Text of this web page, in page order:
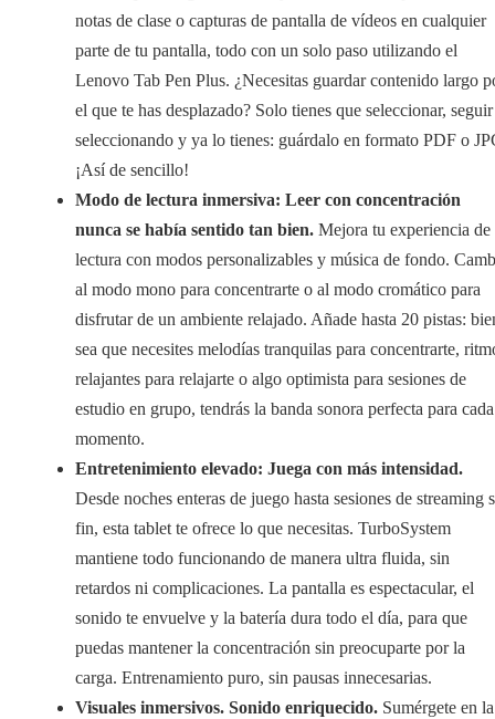
notas de clase o capturas de pantalla de vídeos en cualquier
parte de tu pantalla, todo con un solo paso utilizando el
Lenovo Tab Pen Plus. ¿Necesitas guardar contenido largo
el que te has desplazado? Solo tienes que seleccionar, seguir
seleccionando y ya lo tienes: guárdalo en formato PDF o
¡Así de sencillo!
Modo de lectura inmersiva: Leer con concentración
nunca se había sentido tan bien. Mejora tu experiencia de
lectura con modos personalizables y música de fondo.
al modo mono para concentrarte o al modo cromático para
disfrutar de un ambiente relajado. Añade hasta 20 pistas:
sea que necesites melodías tranquilas para concentrarte,
relajantes para relajarte o algo optimista para sesiones de
estudio en grupo, tendrás la banda sonora perfecta para cada
momento.
Entretenimiento elevado: Juega con más intensidad.
Desde noches enteras de juego hasta sesiones de streaming
fin, esta tablet te ofrece lo que necesitas. TurboSystem
mantiene todo funcionando de manera ultra fluida, sin
retardos ni complicaciones. La pantalla es espectacular, el
sonido te envuelve y la batería dura todo el día, para que
puedas mantener la concentración sin preocuparte por la
carga. Entrenamiento puro, sin pausas innecesarias.
Visuales inmersivos. Sonido enriquecido. Sumérgete en la